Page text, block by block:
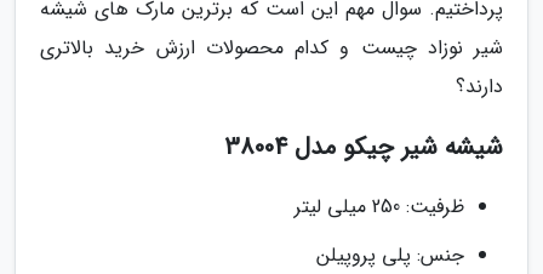
پرداختیم. سوال مهم این است که برترین مارک های شیشه
شیر نوزاد چیست و کدام محصولات ارزش خرید بالاتری
دارند؟
شیشه شیر چیکو مدل 38004
ظرفیت: 250 میلی لیتر
جنس: پلی پروپیلن